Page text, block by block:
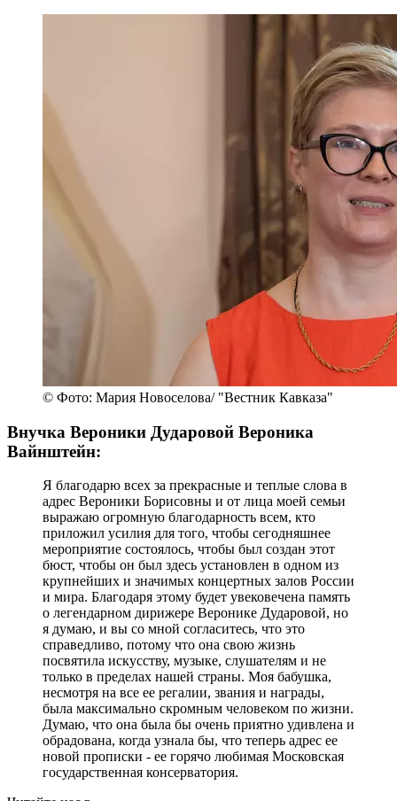
© Фото: Мария Новоселова/ "Вестник Кавказа"
Внучка Вероники Дударовой Вероника
Вайнштейн:
Я благодарю всех за прекрасные и теплые слова в
адрес Вероники Борисовны и от лица моей семьи
выражаю огромную благодарность всем, кто
приложил усилия для того, чтобы сегодняшнее
мероприятие состоялось, чтобы был создан этот
бюст, чтобы он был здесь установлен в одном из
крупнейших и значимых концертных залов России
и мира. Благодаря этому будет увековечена память
о легендарном дирижере Веронике Дударовой, но
я думаю, и вы со мной согласитесь, что это
справедливо, потому что она свою жизнь
посвятила искусству, музыке, слушателям и не
только в пределах нашей страны. Моя бабушка,
несмотря на все ее регалии, звания и награды,
была максимально скромным человеком по жизни.
Думаю, что она была бы очень приятно удивлена и
обрадована, когда узнала бы, что теперь адрес ее
новой прописки - ее горячо любимая Московская
государственная консерватория.